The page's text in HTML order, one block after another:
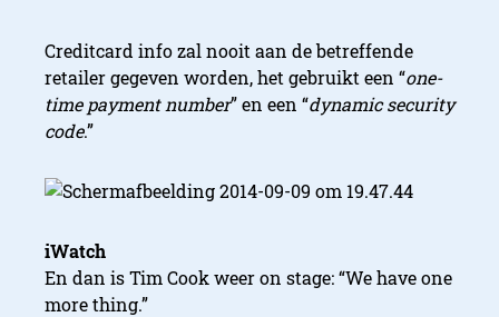
Creditcard info zal nooit aan de betreffende
retailer gegeven worden, het gebruikt een “one-
time payment number” en een “dynamic security
code.”
iWatch
En dan is Tim Cook weer on stage: “We have one
more thing.”